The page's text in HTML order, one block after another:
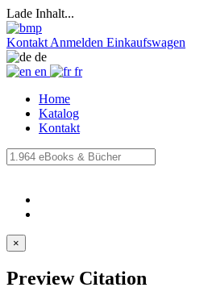
Lade Inhalt...
Kontakt Anmelden Einkaufswagen
de
en
fr
Home
Katalog
Kontakt
×
Preview Citation